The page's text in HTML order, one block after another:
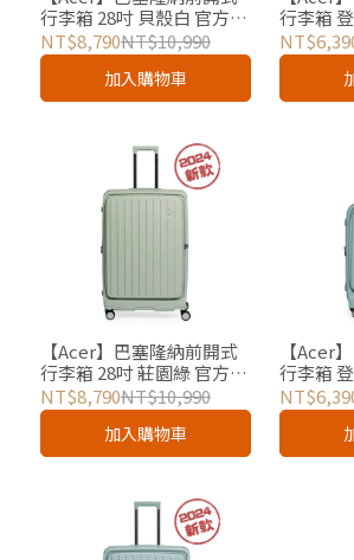
行李箱 28吋 貝殼白 官方授
權
NT$8,790NT$10,990
加入購物車
行李箱
官方授權
【Acer】巴塞隆納前開式
行李箱 28吋 莊園綠 官方授
權
NT$8,790NT$10,990
加入購物車
【Acer
行李箱
官方授權